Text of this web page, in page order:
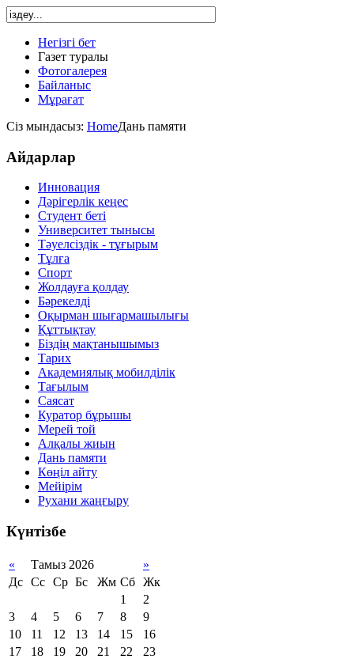
Негізгі бет
Газет туралы
Фотогалерея
Байланыс
Мұрағат
Сіз мындасыз: HomeДань памяти
Айдарлар
Инновация
Дәрігерлік кеңес
Студент беті
Университет тынысы
Тәуелсіздік - тұғырым
Тұлға
Спорт
Жолдауға қолдау
Бәрекелді
Оқырман шығармашылығы
Құттықтау
Біздің мақтанышымыз
Тарих
Академиялық мобилділік
Тағылым
Саясат
Куратор бұрышы
Мерей той
Алқалы жиын
Дань памяти
Көңіл айту
Мейірім
Рухани жаңғыру
Күнтізбе
« Тамыз 2026
»
Дс Сс Ср Бс Жм Сб Жк
1
2
3
4 5 6 7 8
9
10
11 12 13 14 15
16
17
18 19 20 21 22
23